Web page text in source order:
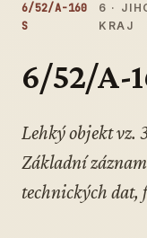
6/52/A-160
S
6 ·
KRAJ
6/52/A-
Lehký objekt vz.
Základní
technických dat,